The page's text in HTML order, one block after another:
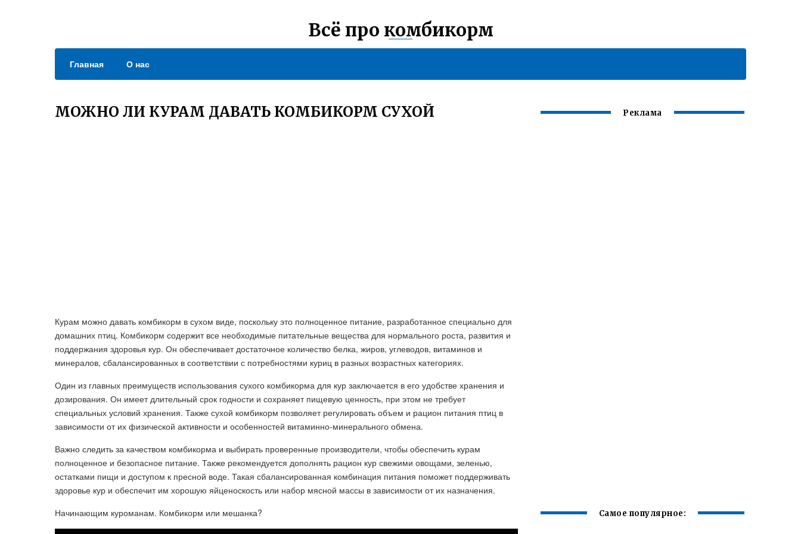
Всё про комбикорм
Главная О нас
МОЖНО ЛИ КУРАМ ДАВАТЬ КОМБИКОРМ СУХОЙ
Курам можно давать комбикорм в сухом виде, поскольку это полноценное питание, разработанное специально для
домашних птиц. Комбикорм содержит все необходимые питательные вещества для нормального роста, развития и
поддержания здоровья кур. Он обеспечивает достаточное количество белка, жиров, углеводов, витаминов и
минералов, сбалансированных в соответствии с потребностями куриц в разных возрастных категориях.
Один из главных преимуществ использования сухого комбикорма для кур заключается в его удобстве хранения и
дозирования. Он имеет длительный срок годности и сохраняет пищевую ценность, при этом не требует
специальных условий хранения. Также сухой комбикорм позволяет регулировать объем и рацион питания птиц в
зависимости от их физической активности и особенностей витаминно-минерального обмена.
Важно следить за качеством комбикорма и выбирать проверенные производители, чтобы обеспечить курам
полноценное и безопасное питание. Также рекомендуется дополнять рацион кур свежими овощами, зеленью,
остатками пищи и доступом к пресной воде. Такая сбалансированная комбинация питания поможет поддерживать
здоровье кур и обеспечит им хорошую яйценоскость или набор мясной массы в зависимости от их назначения.
Начинающим куроманам. Комбикорм или мешанка?
Реклама
Самое популярное: